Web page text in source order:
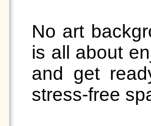
No art
is all about
and get
stress-free